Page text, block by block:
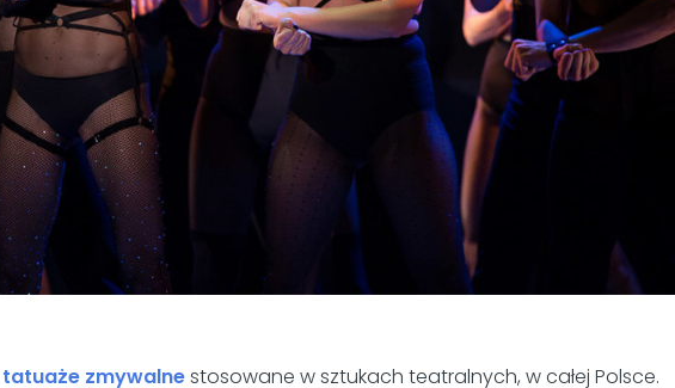
tatuaże zmywalnestosowane w sztukach teatralnych, w całej Polsce.